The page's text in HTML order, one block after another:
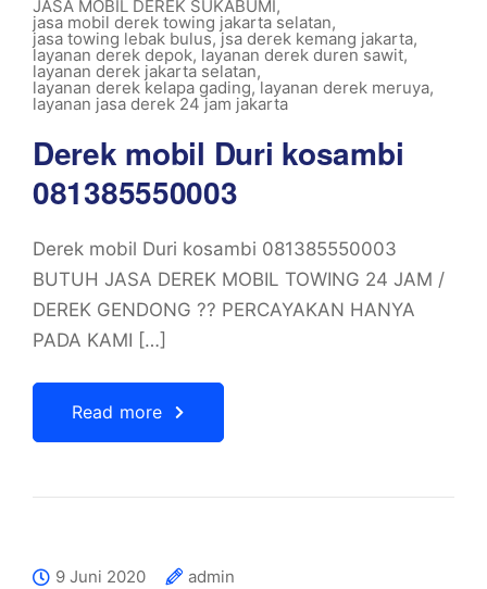
JASA MOBIL DEREK SUKABUMI,
jasa mobil derek towing jakarta selatan,
jasa towing lebak bulus,jsa derek kemang jakarta,
layanan derek depok, layanan derek duren sawit,
layanan derek jakarta selatan,
layanan derek kelapa gading,layanan derek meruya,
layanan jasa derek 24 jam jakarta
Derek mobil Duri kosambi
081385550003
Derek mobil Duri kosambi 081385550003
BUTUH JASA DEREK MOBIL TOWING 24 JAM /
DEREK GENDONG ?? PERCAYAKAN HANYA
PADA KAMI […]
Read more
9 Juni 2020
admin